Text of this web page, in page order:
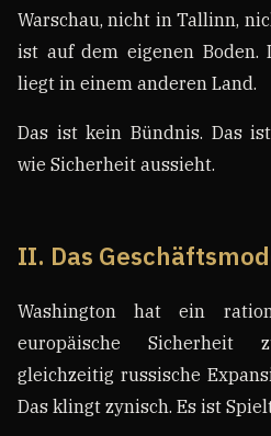
Warschau, nicht in Tallinn,
ist auf dem eigenen Boden.
liegt in einem anderen Land.
Das ist kein Bündnis. Das
wie Sicherheit aussieht.
II. Das
Washington hat ein
europäische Sicherheit
gleichzeitig russische
Das klingt zynisch. Es ist